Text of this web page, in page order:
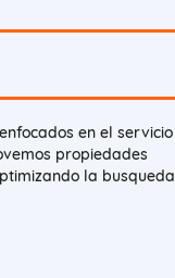
en el servicio
propiedades
la busqueda